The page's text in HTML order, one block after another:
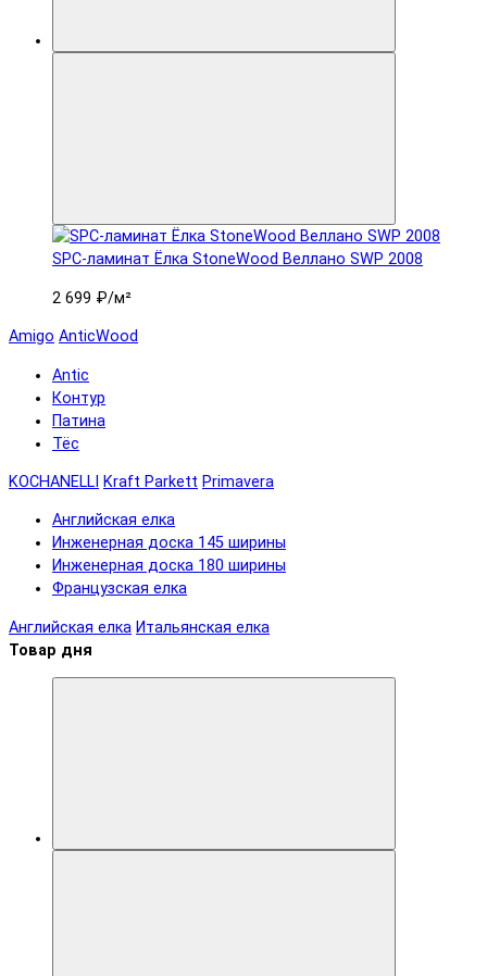
SPC-ламинат Ëлка StoneWood Веллано SWP 2008
2 699 ₽/м²
Amigo AnticWood
Antic
Контур
Патина
Тёс
KOCHANELLI Kraft Parkett Primavera
Английская елка
Инженерная доска 145 ширины
Инженерная доска 180 ширины
Французская елка
Английская елка Итальянская елка
Товар дня